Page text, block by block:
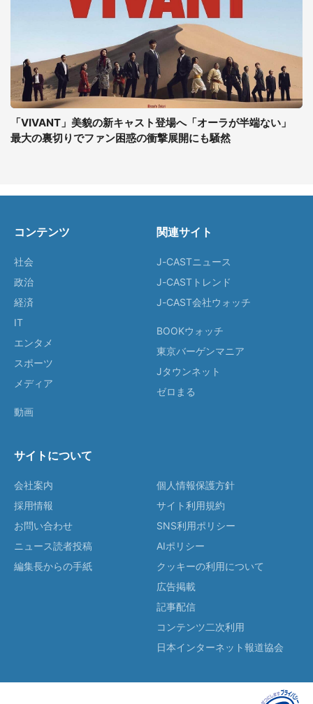
「VIVANT」美貌の新キャスト登場へ「オーラが半端ない」
最大の裏切りでファン困惑の衝撃展開にも騒然
コンテンツ
社会
政治
経済
IT
エンタメ
スポーツ
メディア
動画
関連サイト
J-CASTニュース
J-CASTトレンド
J-CAST会社ウォッチ
BOOKウォッチ
東京バーゲンマニア
Jタウンネット
ゼロまる
サイトについて
会社案内
採用情報
お問い合わせ
ニュース読者投稿
編集長からの手紙
個人情報保護方針
サイト利用規約
SNS利用ポリシー
AIポリシー
クッキーの利用について
広告掲載
記事配信
コンテンツ二次利用
日本インターネット報道協会